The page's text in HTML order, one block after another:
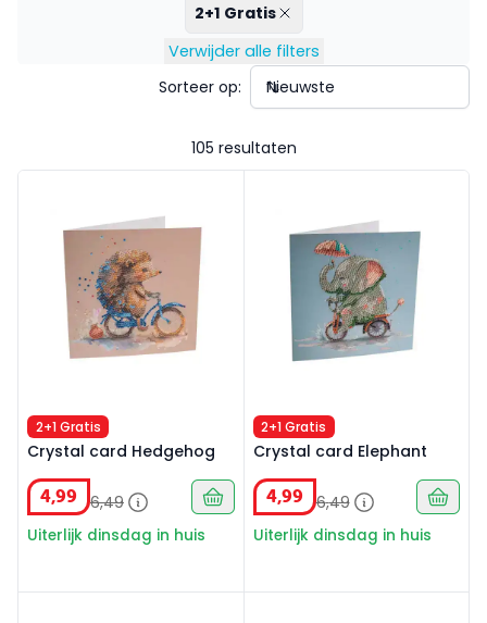
2+1 Gratis
Verwijder alle filters
105 resultaten
Sorteer op:
2+1 Gratis
Crystal card Hedgehog
4,99 6,49
Uiterlijk dinsdag in huis
2+1 Gratis
Crystal card Elephant
4,99 6,49
Uiterlijk dinsdag in huis